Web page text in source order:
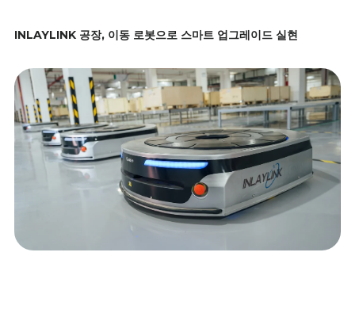
INLAYLINK 공장, 이동 로봇으로 스마트 업그레이드 실현